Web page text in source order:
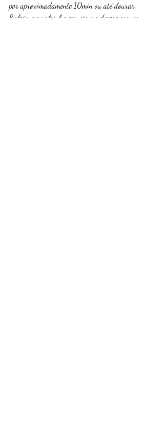
por aproximadamente 10min ou até dourar.
Salpique a salsinha por cima e decore com as